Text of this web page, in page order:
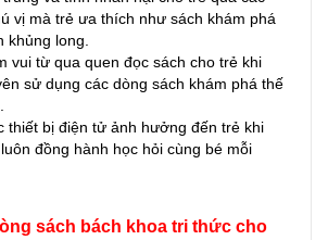
vị mà trẻ ưa thích như sách khám phá
khủng long.
vui từ qua quen đọc sách cho trẻ khi
sử dụng các dòng sách khám phá thế
thiết bị điện tử ảnh hưởng đến trẻ khi
đồng hành học hỏi cùng bé mỗi
sách bách khoa tri thức cho